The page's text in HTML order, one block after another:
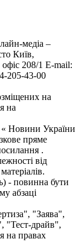
медіа –
Київ,
208/1 E-mail:
205-43-00
на
на
« Новини України
пряме
.
від
- повинна бути
абзаці
"Заява",
"Тест-драйв",
на правах